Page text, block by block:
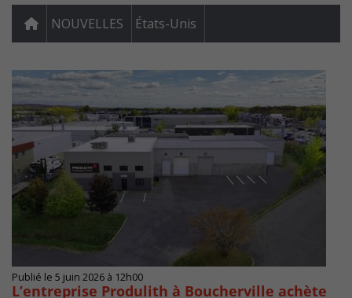
NOUVELLES États-Unis
Publié le 5 juin 2026 à 12h00
L’entreprise Produlith à Boucherville achète